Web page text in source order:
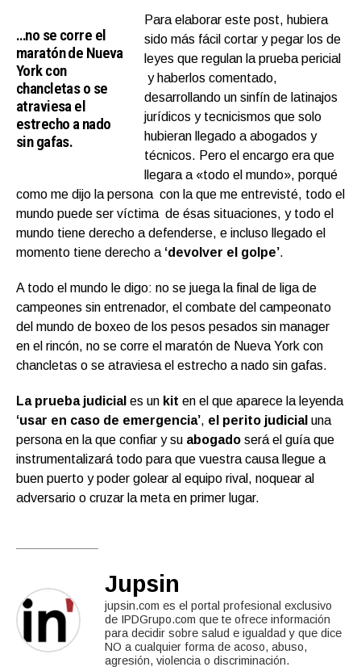
…no se corre el
maratón de Nueva
York con
chancletas o se
atraviesa el
estrecho a nado
sin gafas.
Para elaborar este post, hubiera
sido más fácil cortar y pegar los de
leyes que regulan la prueba pericial
y haberlos comentado,
desarrollando un sinfín de latinajos
jurídicos y tecnicismos que solo
hubieran llegado a abogados y
técnicos. Pero el encargo era que
llegara a «todo el mundo», porqué
como me dijo la persona con la que me entrevisté, todo el
mundo puede ser víctima de ésas situaciones, y todo el
mundo tiene derecho a defenderse, e incluso llegado el
momento tiene derecho a ‘devolver el golpe’.
A todo el mundo le digo: no se juega la final de liga de
campeones sin entrenador, el combate del campeonato
del mundo de boxeo de los pesos pesados sin manager
en el rincón, no se corre el maratón de Nueva York con
chancletas o se atraviesa el estrecho a nado sin gafas.
La prueba judicial es un kit en el que aparece la leyenda
‘usar en caso de emergencia’, el perito judicial una
persona en la que confiar y su abogado será el guía que
instrumentalizará todo para que vuestra causa llegue a
buen puerto y poder golear al equipo rival, noquear al
adversario o cruzar la meta en primer lugar.
Jupsin
jupsin.com es el portal profesional exclusivo
de IPDGrupo.com que te ofrece información
para decidir sobre salud e igualdad y que dice
NO a cualquier forma de acoso, abuso,
agresión, violencia o discriminación.